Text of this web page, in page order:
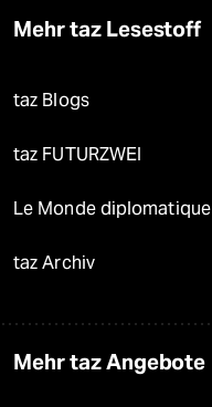
Mehr taz Lesestoff
taz Blogs
taz FUTURZWEI
Le Monde diplomatique
taz Archiv
Mehr taz Angebote